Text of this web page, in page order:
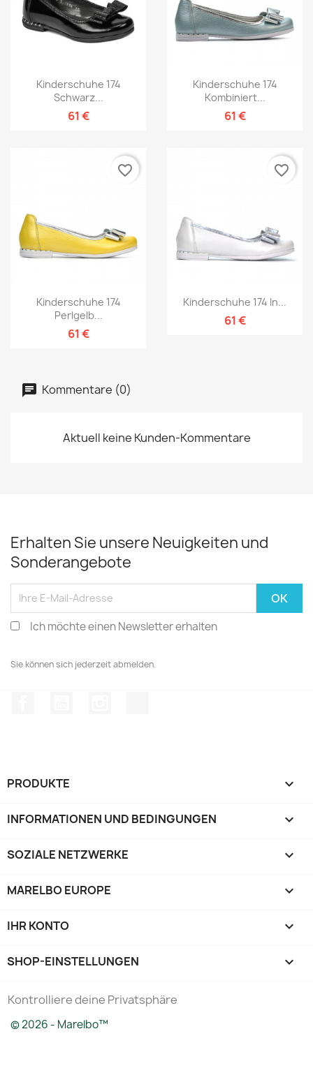
Kinderschuhe 174
Schwarz...
61 €
Kinderschuhe 174
Kombiniert...
61 €
Kinderschuhe 174
Perlgelb...
61 €
favorite_border
Kinderschuhe 174 In...
61 €
favorite_border
Kommentare (0)
Aktuell keine Kunden-Kommentare
Erhalten Sie unsere Neuigkeiten und
Sonderangebote
Ich möchte einen Newsletter erhalten
Sie können sich jederzeit abmelden.
PRODUKTE 
INFORMATIONEN UND BEDINGUNGEN 
SOZIALE NETZWERKE 
MARELBO EUROPE 
IHR KONTO 
SHOP-EINSTELLUNGEN keyboard_arrow_down
Kontrolliere deine Privatsphäre
© 2026 - Marelbo™